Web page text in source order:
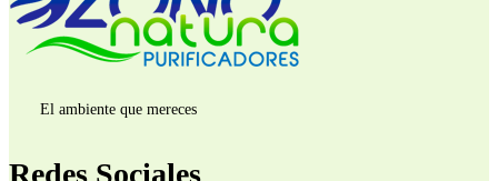
El ambiente que mereces
Redes Sociales